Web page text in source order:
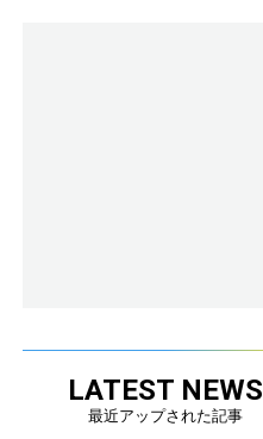
LATEST NEWS
最近アップされた記事